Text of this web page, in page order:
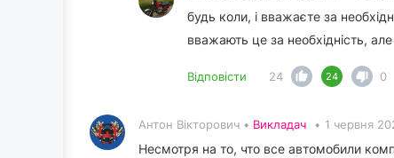
будь коли, і вважаєте за
вважають це за необхідність,
Відповісти 24 24 0
Антон Вікторович • Викладач • 1 червня
Несмотря на то, что все автомобили